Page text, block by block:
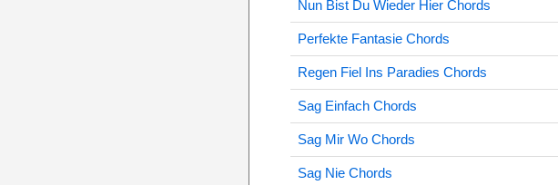
Nun Bist Du Wieder Hier Chords
Perfekte Fantasie Chords
Regen Fiel Ins Paradies Chords
Sag Einfach Chords
Sag Mir Wo Chords
Sag Nie Chords